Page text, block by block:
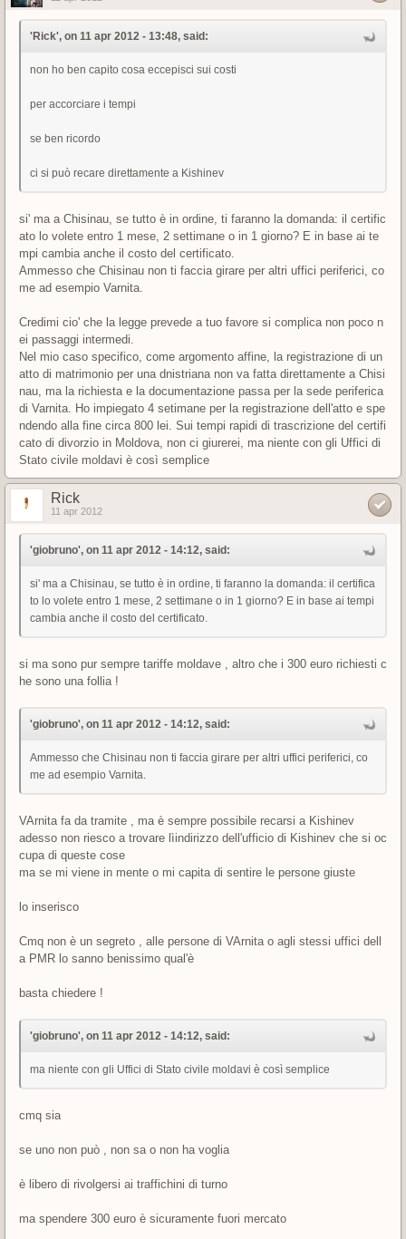
'Rick', on 11 apr 2012 - 13:48, said:
non ho ben capito cosa eccepisci sui costi
per accorciare i tempi
se ben ricordo
ci si può recare direttamente a Kishinev
si' ma a Chisinau, se tutto è in ordine, ti faranno la domanda: il certific
ato lo volete entro 1 mese, 2 settimane o in 1 giorno? E in base ai te
mpi cambia anche il costo del certificato.
Ammesso che Chisinau non ti faccia girare per altri uffici periferici, co
me ad esempio Varnita.
Credimi cio' che la legge prevede a tuo favore si complica non poco n
ei passaggi intermedi.
Nel mio caso specifico, come argomento affine, la registrazione di un
atto di matrimonio per una dnistriana non va fatta direttamente a Chisi
nau, ma la richiesta e la documentazione passa per la sede periferica
di Varnita. Ho impiegato 4 setimane per la registrazione dell'atto e spe
ndendo alla fine circa 800 lei. Sui tempi rapidi di trascrizione del certifi
cato di divorzio in Moldova, non ci giurerei, ma niente con gli Uffici di
Stato civile moldavi è così semplice
Rick
11 apr 2012
'giobruno', on 11 apr 2012 - 14:12, said:
si' ma a Chisinau, se tutto è in ordine, ti faranno la domanda: il certifica
to lo volete entro 1 mese, 2 settimane o in 1 giorno? E in base ai tempi
cambia anche il costo del certificato.
si ma sono pur sempre tariffe moldave , altro che i 300 euro richiesti c
he sono una follia !
'giobruno', on 11 apr 2012 - 14:12, said:
Ammesso che Chisinau non ti faccia girare per altri uffici periferici, co
me ad esempio Varnita.
VArnita fa da tramite , ma è sempre possibile recarsi a Kishinev
adesso non riesco a trovare lìindirizzo dell'ufficio di Kishinev che si oc
cupa di queste cose
ma se mi viene in mente o mi capita di sentire le persone giuste
lo inserisco
Cmq non è un segreto , alle persone di VArnita o agli stessi uffici dell
a PMR lo sanno benissimo qual'è
basta chiedere !
'giobruno', on 11 apr 2012 - 14:12, said:
ma niente con gli Uffici di Stato civile moldavi è così semplice
cmq sia
se uno non può , non sa o non ha voglia
è libero di rivolgersi ai traffichini di turno
ma spendere 300 euro è sicuramente fuori mercato